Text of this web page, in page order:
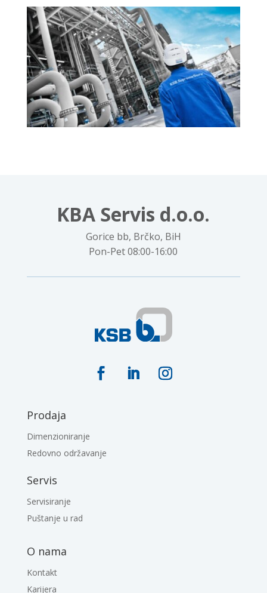
KBA Servis d.o.o.
Gorice bb, Brčko, BiH
Pon-Pet 08:00-16:00
Prodaja
Dimenzioniranje
Redovno održavanje
Servis
Servisiranje
Puštanje u rad
O nama
Kontakt
Karijera